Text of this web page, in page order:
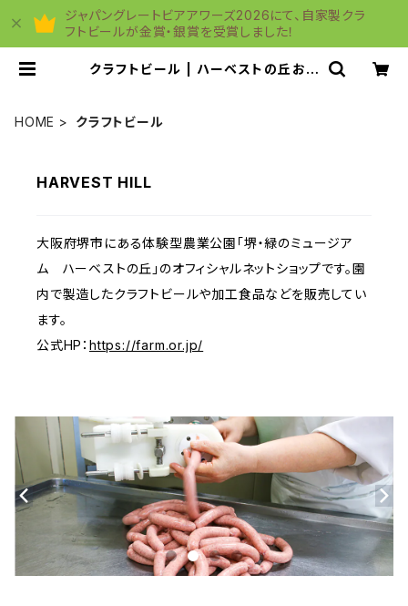
ジャパングレートビアアワーズ2026にて、自家製クラ
フトビールが金賞・銀賞を受賞しました！
クラフトビール | ハーベストの丘おと
HOME クラフトビール
HARVEST HILL
大阪府堺市にある体験型農業公園「堺・緑のミュージア
ム ハーベストの丘」のオフィシャルネットショップです。園
内で製造したクラフトビールや加工食品などを販売してい
ます。
公式HP： https://farm.or.jp/